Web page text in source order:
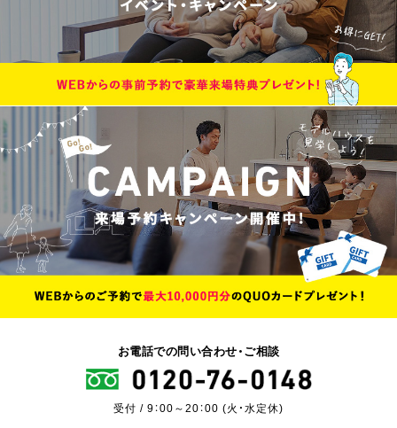
お電話での問い合わせ・ご相談
受付 / 9：00～20：00 (火・水定休)